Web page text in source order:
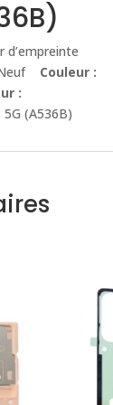
d’empreinte
Couleur :
:
(A536B)